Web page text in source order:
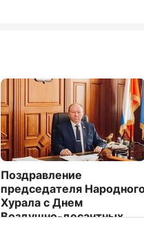
Поздравление
председателя
Хурала с Днем
Воздушно-десантных